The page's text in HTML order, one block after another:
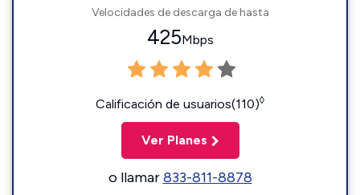
Velocidades de descarga de hasta
425Mbps
Calificación de usuarios(110)◊
Ver Planes
o llamar833-811-8878